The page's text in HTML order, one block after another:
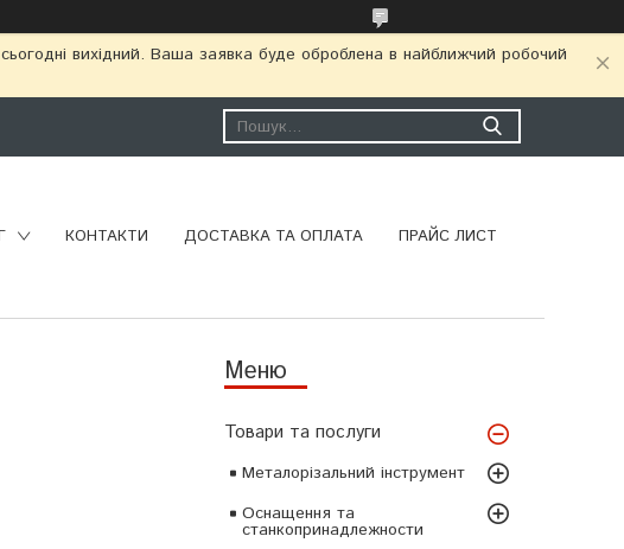
вихідний. Ваша заявка буде оброблена в найближчий робочий
КОНТАКТИ ДОСТАВКА ТА ОПЛАТА ПРАЙС ЛИСТ
Товари та послуги
Металорізальний інструмент
Оснащення та
станкопринадлежности